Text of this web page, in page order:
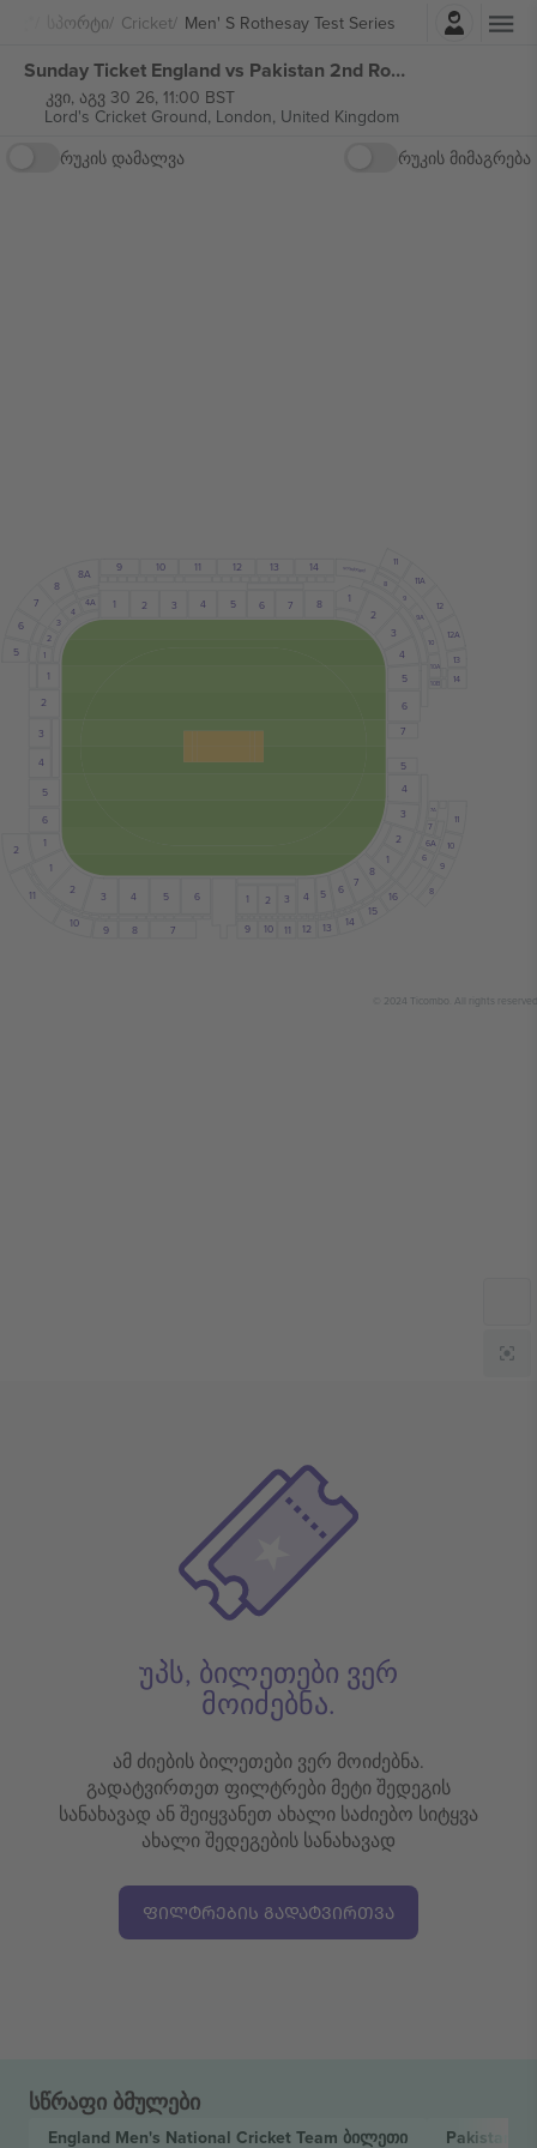
Სპორტი Cricket Men' S Rothesay Test Series
შესვლა
Sunday Ticket England vs Pakistan 2nd Rothesay Test Series ბილეთი
კვი, აგვ 30 26, 11:00 BST
Lord's Cricket Ground, London, United Kingdom
რუკის დამალვა
რუკის მიმაგრება
© 2024 Ticombo. All rights reserved
5
6
7
8
8A
1
2
3
4
4A
5
4
3
2
1
11
10
9
8
6
6A
7
7A
7
6
5
4
3
2
1
11
11A
12
12A
13
14
8
9
9A
10
10A
scoreboard
1
6
5
4
3
2
1
1
2
11 2
3 4 5 6
7
8
9
10
1 2 3 4 5 6 7
8
9 10 11 12 13 14
15
16
1 2 3 4 5 6 7 8
9 10 11 12 13 14
უპს, ბილეთები ვერ
მოიძებნა.
ამ ძიების ბილეთები ვერ მოიძებნა.
გადატვირთეთ ფილტრები მეტი შედეგის
სანახავად ან შეიყვანეთ ახალი საძიებო სიტყვა
ახალი შედეგების სანახავად
ᲤᲘᲚᲢᲠᲔᲑᲘᲡ ᲒᲐᲓᲐᲢᲕᲘᲠᲗᲕᲐ
სწრაფი ბმულები
England Men's National Cricket Team ბილეთი Pakistan